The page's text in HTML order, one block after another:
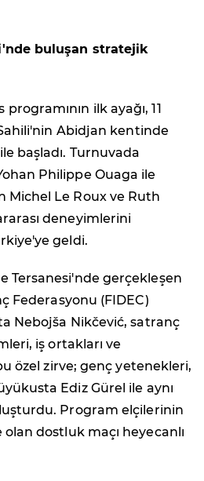
buluşan stratejik
ilk ayağı, 11
Abidjan kentinde
başladı. Turnuvada
Philippe Ouaga ile
Michel Le Roux ve Ruth
deneyimlerini
geldi.
Tersanesi'nde gerçekleşen
Federasyonu (FIDEC)
Nebojša Nikčević, satranç
iş ortakları ve
özel zirve; genç yetenekleri,
Ediz Gürel ile aynı
Program elçilerinin
olan dostluk maçı heyecanlı